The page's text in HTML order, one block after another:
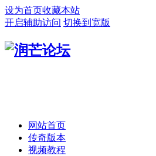
设为首页收藏本站
开启辅助访问 切换到宽版
网站首页
传奇版本
视频教程